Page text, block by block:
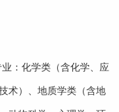
：化学类（含化学、应
术）、地质学类（含地